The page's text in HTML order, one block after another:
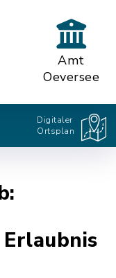
Amt
Oeversee
Digitaler
Ortsplan